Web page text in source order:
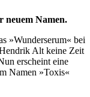
neuem Namen.
»Wunderserum« bei
Alt keine Zeit
erscheint eine
Namen »Toxis«